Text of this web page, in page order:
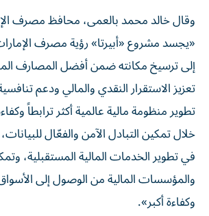
وقال خالد محمد بالعمى، محافظ مصرف
«يجسد مشروع «أبيرتا» رؤية مصرف
إلى ترسيخ مكانته ضمن أفضل المصارف
تعزيز الاستقرار النقدي والمالي ودعم
تطوير منظومة مالية عالمية أكثر ترابطاً
خلال تمكين التبادل الآمن والفعّال
في تطوير الخدمات المالية المستقبلية،
والمؤسسات المالية من الوصول إلى الأسواق
وكفاءة أكبر».